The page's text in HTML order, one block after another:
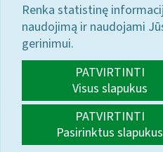
Renka statistinę
naudojimą ir naudojami
gerinimui.
PATVIRTINTI
Visus slapukus
PATVIRTINTI
Pasirinktus slapukus